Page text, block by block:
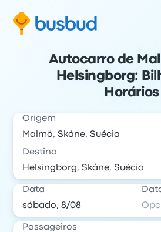
Autocarro de
Helsingborg:
Horários
Origem
Destino
Data
Passageiros